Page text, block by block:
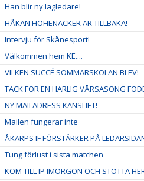
Han blir ny lagledare!
HÅKAN HOHENACKER ÄR TILLBAKA!
Intervju för Skånesport!
Välkommen hem KE....
VILKEN SUCCÉ SOMMARSKOLAN BLEV!
TACK FÖR EN HÄRLIG VÅRSÄSONG
NY MAILADRESS KANSLIET!
Mailen fungerar inte
ÅKARPS IF FÖRSTÄRKER PÅ
Tung förlust i sista matchen
KOM TILL IP IMORGON OCH STÖTTA